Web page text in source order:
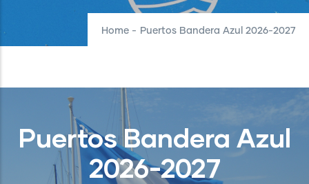
Home - Puertos Bandera Azul 2026-2027
Puertos Bandera Azul
2026-2027